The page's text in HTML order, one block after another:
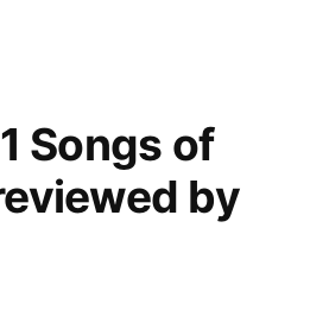
Rumore
Songs of
by